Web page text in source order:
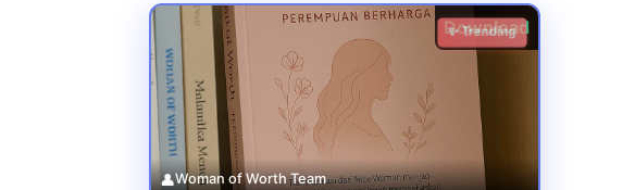
Download
✨ Trending
👤Woman of Worth Team